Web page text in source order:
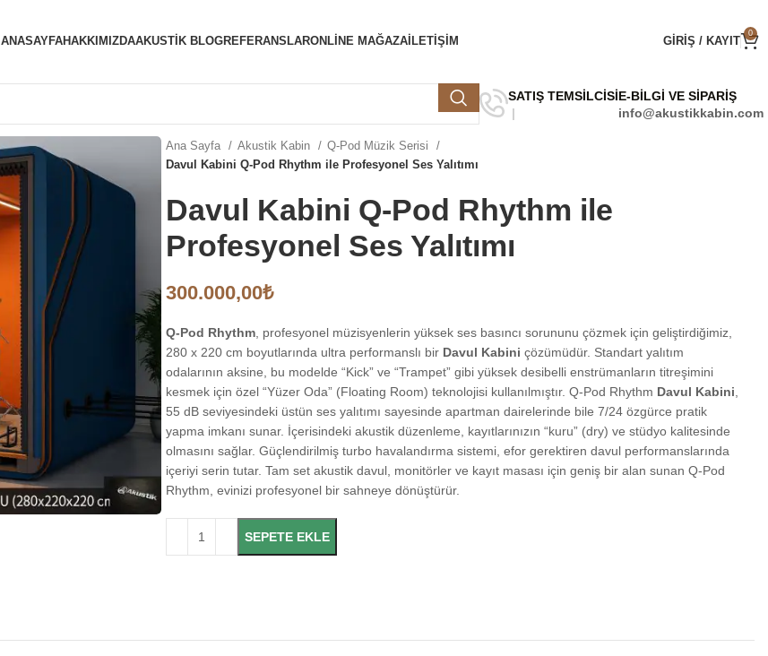
ANASAYFAHAKKIMIZDAAKUSTIK BLOGREFERANSLARONLINE MAĞAZAILETIŞIM GIRIŞ / KAYIT
0
SATIŞ TEMSİLCİSİE-BİLGİ VE SİPARİŞ
info@akustikkabin.com
Ana Sayfa Akustik Kabin
Q-Pod Müzik Serisi
Davul Kabini Q-Pod Rhythm ile Profesyonel Ses Yalıtımı
Davul Kabini Q-Pod Rhythm ile
Profesyonel Ses Yalıtımı
300.000,00₺
Q-Pod Rhythm , profesyonel müzisyenlerin yüksek ses basıncı sorununu çözmek için geliştirdiğimiz,
280 x 220 cm boyutlarında ultra performanslı bir Davul Kabini çözümüdür. Standart yalıtım
odalarının aksine, bu modelde “Kick” ve “Trampet” gibi yüksek desibelli enstrümanların titreşimini
kesmek için özel “Yüzer Oda” (Floating Room) teknolojisi kullanılmıştır. Q-Pod Rhythm Davul Kabini
55 dB seviyesindeki üstün ses yalıtımı sayesinde apartman dairelerinde bile 7/24 özgürce pratik
yapma imkanı sunar. İçerisindeki akustik düzenleme, kayıtlarınızın “kuru” (dry) ve stüdyo kalitesinde
olmasını sağlar. Güçlendirilmiş turbo havalandırma sistemi, efor gerektiren davul performanslarında
içeriyi serin tutar. Tam set akustik davul, monitörler ve kayıt masası için geniş bir alan sunan Q-Pod
Rhythm, evinizi profesyonel bir sahneye dönüştürür.
SEPETE EKLE